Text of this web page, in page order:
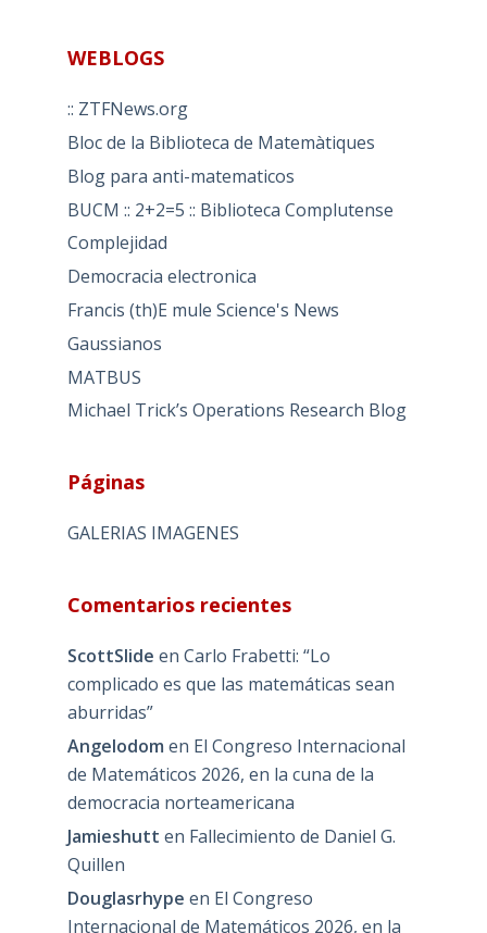
WEBLOGS
:: ZTFNews.org
Bloc de la Biblioteca de Matemàtiques
Blog para anti-matematicos
BUCM :: 2+2=5 :: Biblioteca Complutense
Complejidad
Democracia electronica
Francis (th)E mule Science's News
Gaussianos
MATBUS
Michael Trick’s Operations Research Blog
Páginas
GALERIAS IMAGENES
Comentarios recientes
ScottSlide en Carlo Frabetti: “Lo
complicado es que las matemáticas sean
aburridas”
Angelodom en El Congreso Internacional
de Matemáticos 2026, en la cuna de la
democracia norteamericana
Jamieshutt en Fallecimiento de Daniel G.
Quillen
Douglasrhype en El Congreso
Internacional de Matemáticos 2026, en la